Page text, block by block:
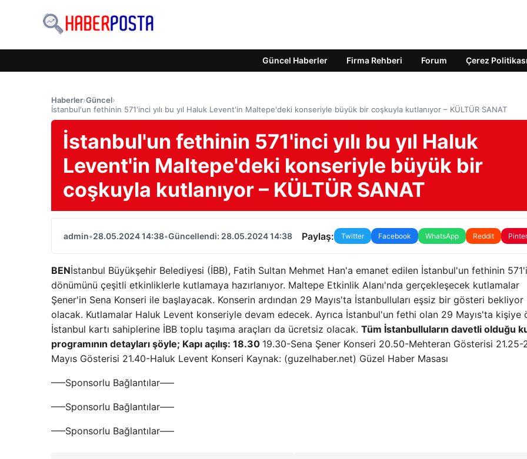
Güncel Haberler Firma Rehberi Forum Çerez Politikası
Haberler›Güncel›
İstanbul'un fethinin 571'inci yılı bu yıl Haluk Levent'in Maltepe'deki konseriyle büyük bir coşkuyla kutlanıyor – KÜLTÜR SANAT
İstanbul'un fethinin 571'inci yılı bu yıl Haluk
Levent'in Maltepe'deki konseriyle büyük bir
coşkuyla kutlanıyor – KÜLTÜR SANAT
admin•28.05.2024 14:38•Güncellendi: 28.05.2024 14:38 Paylaş: Twitter Facebook WhatsApp Reddit
BENİstanbul Büyükşehir Belediyesi (İBB), Fatih Sultan Mehmet Han'a emanet edilen İstanbul'un fethinin
dönümünü çeşitli etkinliklerle kutlamaya hazırlanıyor. Maltepe Etkinlik Alanı'nda gerçekleşecek kutlamalar
Şener'in Sena Konseri ile başlayacak. Konserin ardından 29 Mayıs'ta İstanbulluları eşsiz bir gösteri bekliyor
olacak. Kutlamalar Haluk Levent konseriyle devam edecek. Ayrıca İstanbul'un fethi olan 29 Mayıs'ta kişiye
İstanbul kartı sahiplerine İBB toplu taşıma araçları da ücretsiz olacak. Tüm İstanbulluların davetli olduğu
programının detayları şöyle; Kapı açılış: 18.30 19.30-Sena Şener Konseri 20.50-Mehteran Gösterisi 21.25-
Mayıs Gösterisi 21.40-Haluk Levent Konseri Kaynak: (guzelhaber.net) Güzel Haber Masası
—–Sponsorlu Bağlantılar—–
—–Sponsorlu Bağlantılar—–
—–Sponsorlu Bağlantılar—–